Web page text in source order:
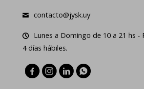
contacto@jysk.uy
Lunes a Domingo de 10 a 21 hs -
4 días hábiles.
   